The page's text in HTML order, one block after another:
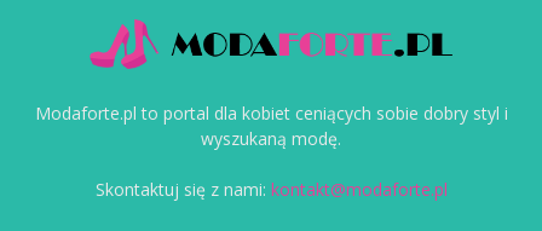
Modaforte.pl to portal dla kobiet ceniących sobie dobry styl i
wyszukaną modę.
Skontaktuj się z nami: kontakt@modaforte.pl